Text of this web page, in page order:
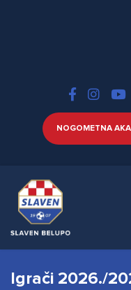
NOGOMETNA
Igrači 2026./